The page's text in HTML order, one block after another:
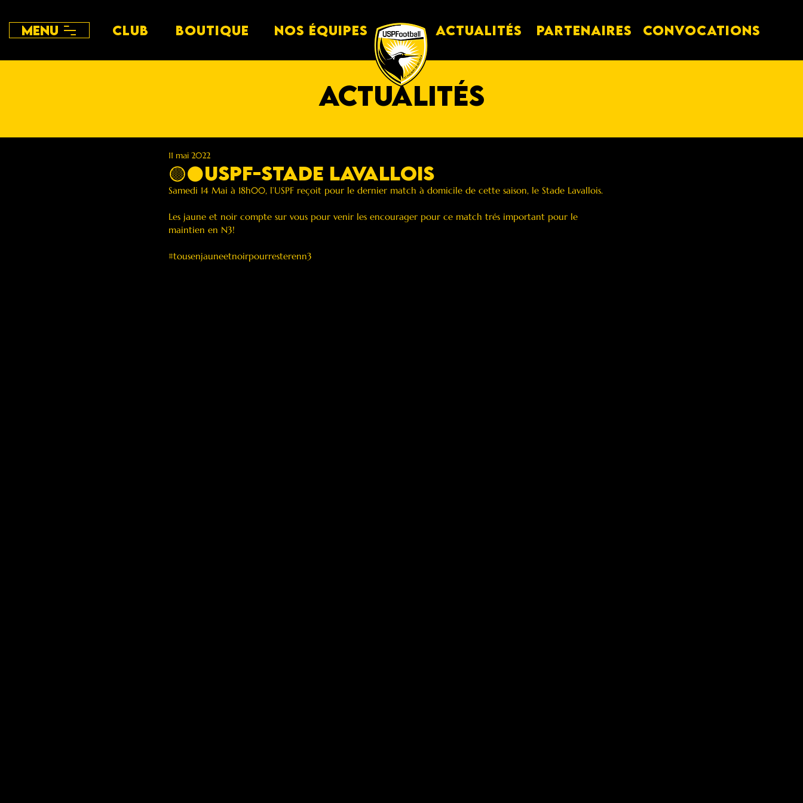
Menu CLUB BOUTIQUE Nos équipes Actualités PARTENAIRES Convocations
actualités
🟡⚫️USPF-Stade Lavallois
11 mai 2022
Samedi 14 Mai à 18h00, l’USPF reçoit pour le dernier match à domicile de cette saison, le Stade Lavallois.
Les jaune et noir compte sur vous pour venir les encourager pour ce match trés important pour le
maintien en N3!
#tousenjauneetnoirpourresterenn3